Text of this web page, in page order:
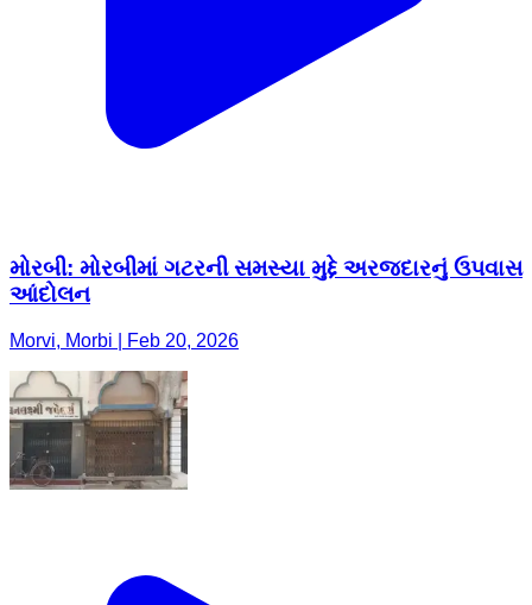
મોરબી: મોરબીમાં ગટરની સમસ્યા મુદ્દે અરજદારનું ઉપવાસ
આંદોલન
Morvi, Morbi | Feb 20, 2026